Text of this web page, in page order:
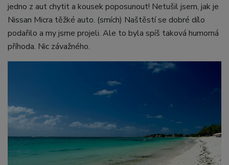
jedno z aut chytit a kousek poposunout! Netušil jsem, jak je
Nissan Micra těžké auto. (smích) Naštěstí se dobré dílo
podařilo a my jsme projeli. Ale to byla spíš taková humorná
příhoda. Nic závažného.